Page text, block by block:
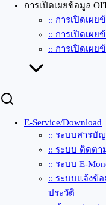
การเปิดเผยข้อมูล
:: การเปิดเผย
:: การเปิดเผย
:: การเปิดเผย
E-Service/Download
:: ระบบสารบัญ
:: ระบบ ติดตา
:: ระบบ E-
:: ระบบแจ้งข้
ประวัติ